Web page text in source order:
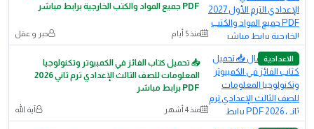
PDF جميع المواد والكتب الخارجية برابط مباشر
منذ 5 أيام حبر و عقل
الاعدادية
📥 تحميل كتاب الفائز في الكمبيوتر وتكنولوجيا
المعلومات للصف الثالث الإعدادي ترم ثاني 2026
منذ 4 أشهر آية الله